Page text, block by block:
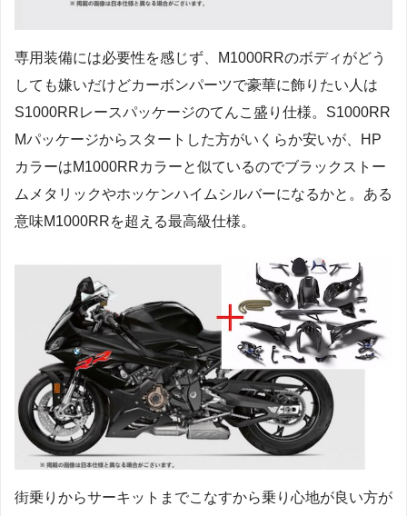
専用装備には必要性を感じず、M1000RRのボディがどう
しても嫌いだけどカーボンパーツで豪華に飾りたい人は
S1000RRレースパッケージのてんこ盛り仕様。S1000RR
Mパッケージからスタートした方がいくらか安いが、HP
カラーはM1000RRカラーと似ているのでブラックストー
ムメタリックやホッケンハイムシルバーになるかと。ある
意味M1000RRを超える最高級仕様。
街乗りからサーキットまでこなすから乗り心地が良い方が